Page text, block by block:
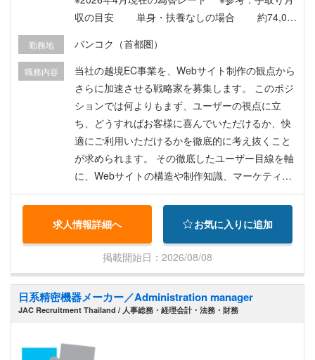
「止めない・遅らせない・品質を落とさない」 状
態を継続できることを期待しています。 2．課題
を見つけ、改善をやり遂げる力 業務の中にある非
踏まえて課題を整理し、改善策を実行に移せるこ
とを求めています。 効果を検証しながら粘り強く
PDCAを回し、必要に応じて他部門も巻き込んで
取り組みを前へ進められる姿勢を重視します。
3．事業成果と向き合う当事者意識 効率化や仕組
みづくりを目的化するのではなく、取り組みが事
業成果である「売上」にどうつながるかを考えな
がら行動できることを求めています。 運用の安定
と改善の推進を両立しながら、事業を成長させる
一員として成果に喜びを感じられる、結果に責任
を持って取り組む姿勢を期待しています。
収の目安 単身・扶養なしの場合 約74,00
除後の目安金額です。 ※実際の手取り額は、扶養
状況や各種控除等により異なります。 ※最大4ヶ月
の試用期間あり ※想定年収：1,092,000バーツ（約
546万円）～ /月給+賞与+皆勤賞etc ※経験・スキ
ルにより金額は前後する場合があります。（採用
時に最終決定） 【待遇・福利厚生】 ◆賞与（4
月）、昇給（9月）※業績により臨時賞与あり ◆有
給休暇 年10日（勤務開始半年後より） ◆健康報
奨休日 年最大6日 ◆その他有給休暇（タイ労働法
に準拠） ◆皆勤手当（月1回、年1回） ◆就労ビ
ザ・労働許可証付与 ◆社会保険加入（タイ国） ◆
大手保険会社医療保険（日本語対応可の病院にて
使用可能、OPD3,500B/回） ◆健康診断（年1回無
料、日本語の通じるクリニックで受診） ◆タイ国
外在住者の場合、採用後の初回渡航費用を全額返
金（入社1年後より） ◆弊社独自の産休/育休制度
勤務地 バンコク（首都圏）
職務内容
当社の越境EC事業を、Webサイト制作の観点から
さらに加速させる戦略家を募集します。 このポジ
ションでは何よりもまず、ユーザーの視点に立
ち、どうすればお客様に喜んでいただけるか、快
適にご利用いただけるかを徹底的に考え抜くこと
が求められます。 その徹底したユーザー目線を軸
に、Webサイトの構造や制作知識、マーケティン
グ、SEOの知見を掛け合わせ、データに基づいた
グロース戦略を立案・実行していただきます。 優
れたユーザー体験は、必ず事業の成長と売上に繋
がります。 Web制作ディレクターとしてプロジェ
クトに参画し、あなたの柔軟な発想とリーダーシ
ップで、事業の成功をダイレクトに創り出すこと
ができる職種です。 ▼業務内容 ・WEBサイト全
体のプランニングとディレクション ・データとユ
の立案と実行 ・UI/UX改善や新規機能開発など、
求人情報詳細へ お気に入りに追加
掲載開始日：2026/08/08
日系精密機器メーカー／Administration manager
JAC Recruitment Thailand / 人事総務・経理会計・法務・財務